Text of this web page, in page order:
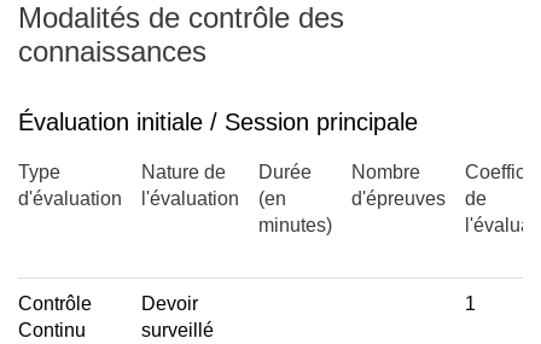
Modalités de contrôle des
connaissances
Évaluation initiale / Session principale
Type
d'évaluation
Nature de
l'évaluation
Durée
(en
minutes)
Nombre
d'épreuves
de
Contrôle
Continu
Devoir
surveillé
1